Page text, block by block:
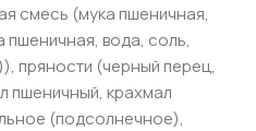
смесь (мука пшеничная,
пшеничная, вода, соль,
пряности (черный перец,
пшеничный, крахмал
(подсолнечное),